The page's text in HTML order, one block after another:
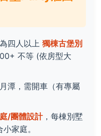
四人以上 獨棟古堡別
不等 (依房型大
潭，需開車（有專屬
/團體設計，每棟別墅
家庭。